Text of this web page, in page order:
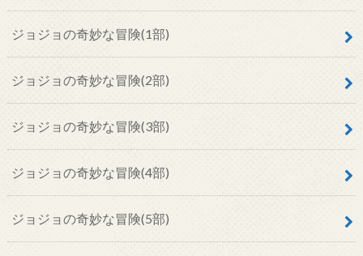
ジョジョの奇妙な冒険(1部)
ジョジョの奇妙な冒険(2部)
ジョジョの奇妙な冒険(3部)
ジョジョの奇妙な冒険(4部)
ジョジョの奇妙な冒険(5部)